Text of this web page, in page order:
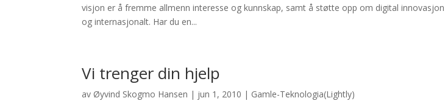
visjon er å fremme allmenn interesse og kunnskap, samt å støtte opp om digital
og internasjonalt. Har du en...
Vi trenger din hjelp
av Øyvind Skogmo Hansen | jun 1, 2010 | Gamle-Teknologia(Lightly)